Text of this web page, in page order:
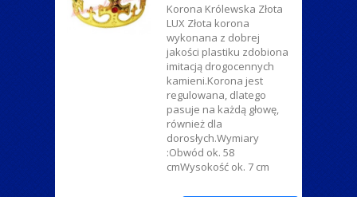
Korona Królewska Złota
LUX Złota korona
wykonana z dobrej
jakości plastiku zdobiona
imitacją drogocennych
kamieni.Korona jest
regulowana, dlatego
pasuje na każdą głowę,
również dla
dorosłych.Wymiary
:Obwód ok. 58
cmWysokość ok. 7 cm